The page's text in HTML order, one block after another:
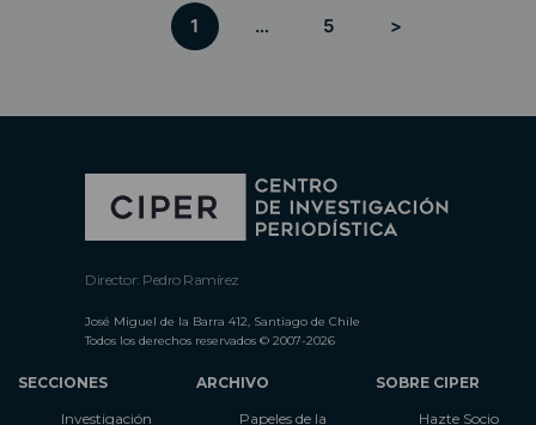
1 … 5 >
Director: Pedro Ramírez
José Miguel de la Barra 412, Santiago de Chile
Todos los derechos reservados © 2007-2026
SECCIONES
Investigación
ARCHIVO
Papeles de la
SOBRE CIPER
Hazte Socio